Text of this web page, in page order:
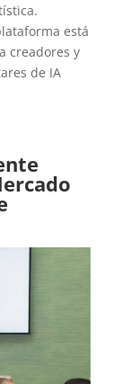
está
creadores y
de IA